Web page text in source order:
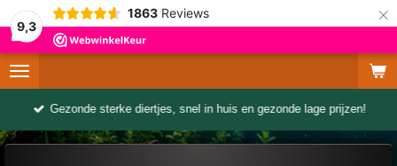
9,3
1863 Reviews ×
Gezonde sterke diertjes, snel in huis en gezonde lage prijzen!